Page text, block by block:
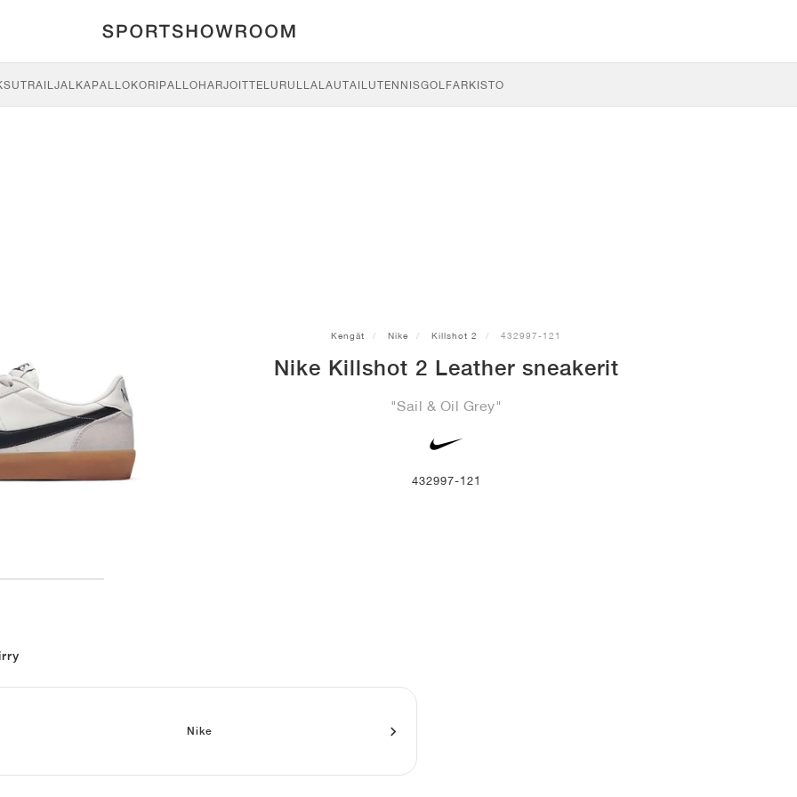
TRAILJALKAPALLOKORIPALLOHARJOITTELU RULLALAUTAILUTENNISGOLFARKISTO
Kengät Nike Killshot 2 432997-121
Nike Killshot 2 Leather sneakerit
"Sail & Oil Grey"
432997-121
Nike